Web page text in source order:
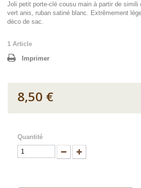
Joli petit porte-clé cousu main à partir de simili
vert anis, ruban satiné blanc. Extrêmement
déco de sac.
1 Article
Imprimer
8,50 €
Quantité